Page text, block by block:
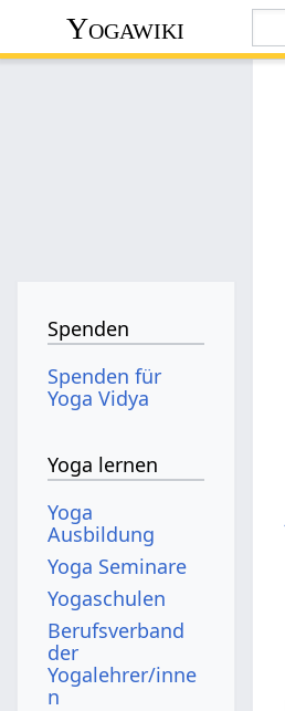
Yogawiki
Spenden
Spenden für
Yoga Vidya
Yoga lernen
Yoga
Ausbildung
Yoga Seminare
Yogaschulen
Berufsverband
der
Yogalehrer/inne
n